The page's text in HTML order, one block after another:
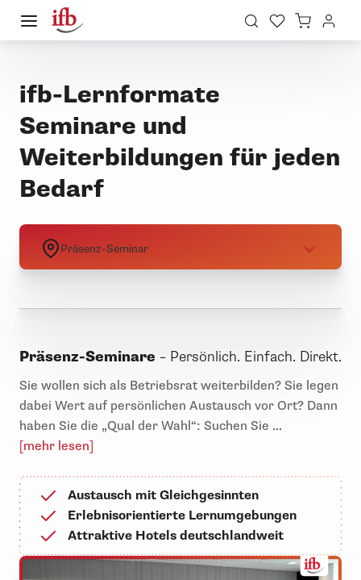
ifb-Lernformate
Seminare und
Weiterbildungen für jeden
Bedarf
Präsenz-Seminar
Präsenz-Seminare – Persönlich. Einfach. Direkt.
Sie wollen sich als Betriebsrat weiterbilden? Sie legen
dabei Wert auf persönlichen Austausch vor Ort? Dann
haben Sie die „Qual der Wahl“: Suchen Sie ...
[mehr lesen]
Austausch mit Gleichgesinnten
Erlebnisorientierte Lernumgebungen
Attraktive Hotels deutschlandweit